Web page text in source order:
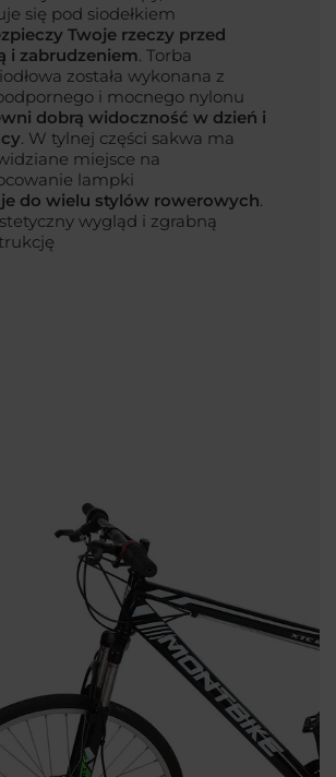
się pod siodełkiem
Twoje rzeczy przed
i zabrudzeniem. Torba
została wykonana z
i mocnego nylonu
dobrą widoczność w dzień i
. W tylnej części sakwa ma
miejsce na
lampki
do wielu stylów rowerowych.
wygląd i zgrabną